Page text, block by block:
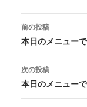
投
稿
ナ
ビ
前の投稿
本日のメニュー
次の投稿
本日のメニュー